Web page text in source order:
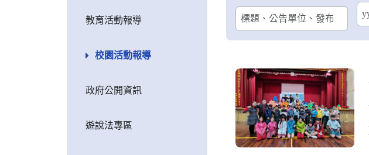
教育活動報導
校園活動報導
政府公開資訊
遊說法專區